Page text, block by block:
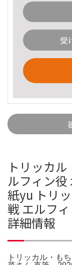
受
トリッカ
ルフィン
紙yu トリ
戦 エルフ
詳細情報
トリッカル・も